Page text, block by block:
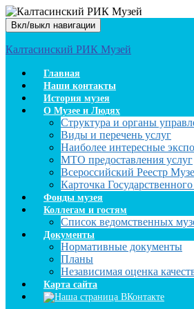
Вкл/выкл навигации
Калтасинский РИК Музей
Главная
Наши контакты
История музея
О Музее и Людях
Структура и органы
Виды и перечень услуг
Наиболее интересные
МТО предоставления услуг
Всероссийский Реестр
Карточка
Фонды музея
Коллегам и гостям
Список ведомственных
Документы
Нормативные документы
Планы
Независимая оценка
Карта сайта